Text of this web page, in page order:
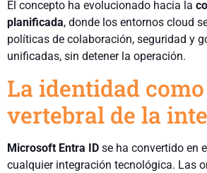
El concepto ha evolucionado hacia la
planificada, donde los entornos cloud
políticas de colaboración, seguridad y
unificadas, sin detener la operación.
La identidad
vertebral de la
Microsoft Entra ID se ha convertido en
cualquier integración tecnológica. Las